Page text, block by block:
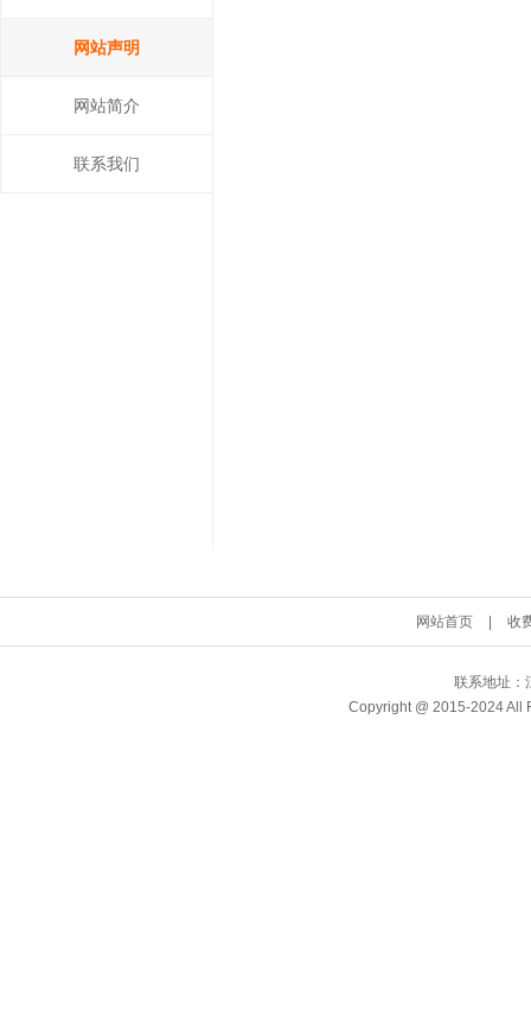
网站声明
网站简介
联系我们
网站首页 收
联系地址：
Copyright @ 2015-2024 All